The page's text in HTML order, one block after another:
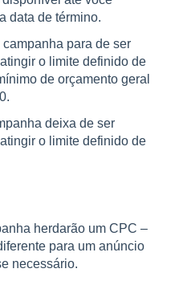
data de término.
campanha para de ser
o limite definido de
de orçamento geral
deixa de ser
o limite definido de
herdarão um CPC –
para um anúncio
necessário.